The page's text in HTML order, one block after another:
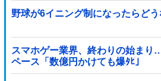
野球が6イニング制になったらど
スマホゲー業界、終わりの始まり
ペース「数億円かけても爆ﾀﾋ」